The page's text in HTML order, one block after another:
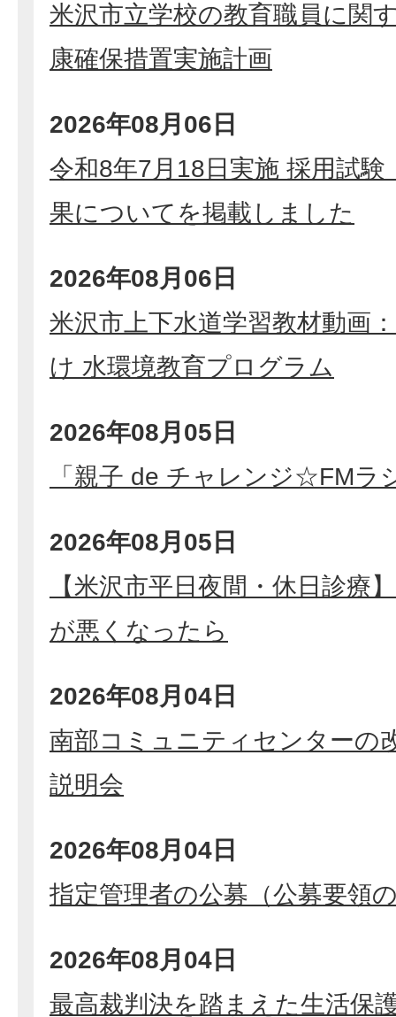
米沢市立学校の教育職員に関
康確保措置実施計画
2026年08月06日
令和8年7月18日実施 採用試験
果についてを掲載しました
2026年08月06日
米沢市上下水道学習教材動画
け 水環境教育プログラム
2026年08月05日
「親子 de チャレンジ☆FMラ
2026年08月05日
【米沢市平日夜間・休日診療
が悪くなったら
2026年08月04日
南部コミュニティセンターの
説明会
2026年08月04日
指定管理者の公募（公募要領
2026年08月04日
最高裁判決を踏まえた生活保